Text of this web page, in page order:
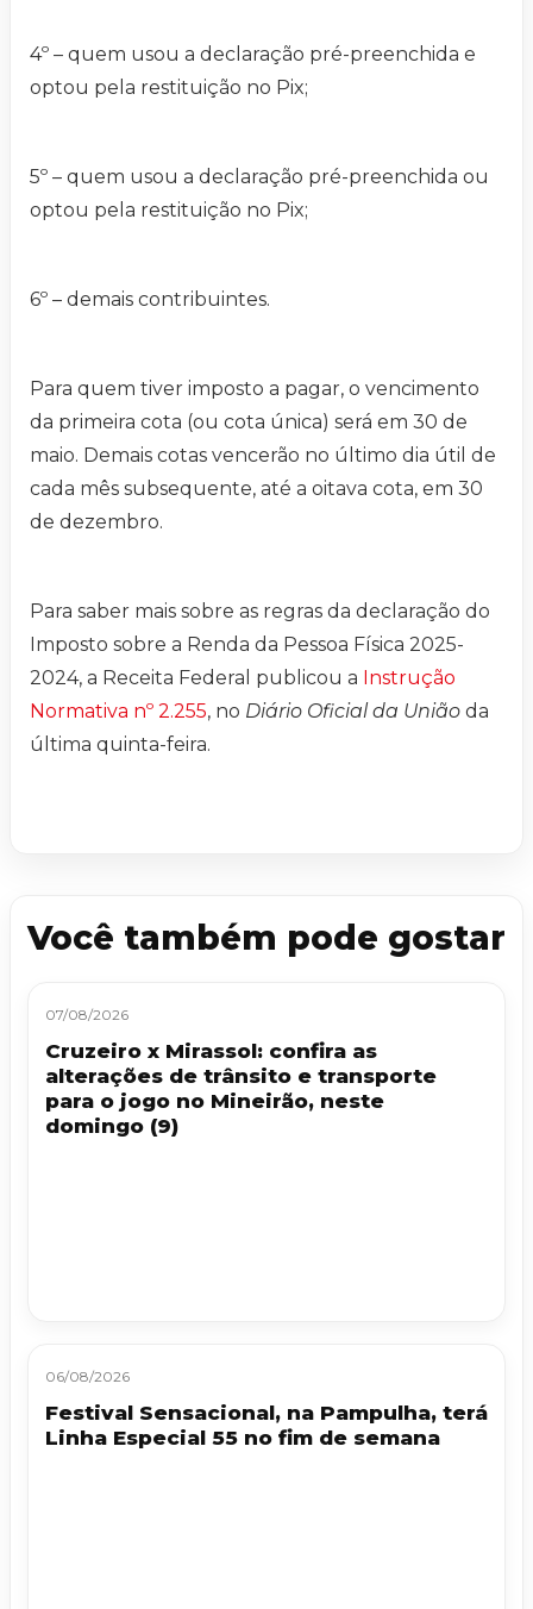
4º – quem usou a declaração pré-preenchida e
optou pela restituição no Pix;
5º – quem usou a declaração pré-preenchida ou
optou pela restituição no Pix;
6º – demais contribuintes.
Para quem tiver imposto a pagar, o vencimento
da primeira cota (ou cota única) será em 30 de
maio. Demais cotas vencerão no último dia útil de
cada mês subsequente, até a oitava cota, em 30
de dezembro.
Para saber mais sobre as regras da declaração do
Imposto sobre a Renda da Pessoa Física 2025-
2024, a Receita Federal publicou a Instrução
Normativa nº 2.255, no Diário Oficial da União da
última quinta-feira.
Você também pode gostar
07/08/2026
Cruzeiro x Mirassol: confira as
alterações de trânsito e transporte
para o jogo no Mineirão, neste
domingo (9)
06/08/2026
Festival Sensacional, na Pampulha, terá
Linha Especial 55 no fim de semana